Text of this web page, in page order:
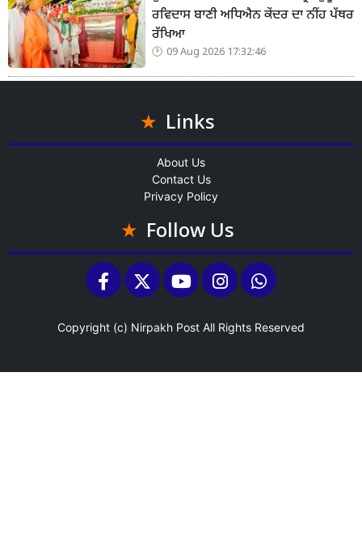
ਰਵਿਦਾਸ ਬਾਣੀ ਅਧਿਐਨ ਕੇਂਦਰ ਦਾ ਨੀਂਹ ਪੱਥਰ
ਰੱਖਿਆ
09 Aug 2026 17:32:46
Links
About Us
Contact Us
Privacy Policy
Follow Us
Copyright (c) Nirpakh Post All Rights Reserved